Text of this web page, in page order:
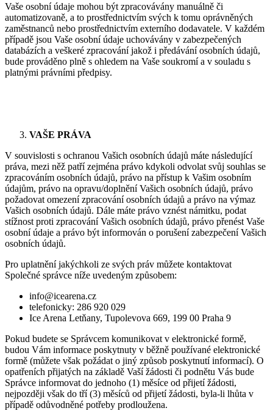
Vaše osobní údaje mohou být zpracovávány manuálně či
automatizovaně, a to prostřednictvím svých k tomu oprávněných
zaměstnanců nebo prostřednictvím externího dodavatele. V každém
případě jsou Vaše osobní údaje uchovávány v zabezpečených
databázích a veškeré zpracování jakož i předávání osobních údajů,
bude prováděno plně s ohledem na Vaše soukromí a v souladu s
platnými právními předpisy.
VAŠE PRÁVA
V souvislosti s ochranou Vašich osobních údajů máte následující
práva, mezi něž patří zejména právo kdykoli odvolat svůj souhlas se
zpracováním osobních údajů, právo na přístup k Vašim osobním
údajům, právo na opravu/doplnění Vašich osobních údajů, právo
požadovat omezení zpracování osobních údajů a právo na výmaz
Vašich osobních údajů. Dále máte právo vznést námitku, podat
stížnost proti zpracování Vašich osobních údajů, právo přenést Vaše
osobní údaje a právo být informován o porušení zabezpečení Vašich
osobních údajů.
Pro uplatnění jakýchkoli ze svých práv můžete kontaktovat
Společné správce níže uvedeným způsobem:
info@icearena.cz
telefonicky: 286 920 029
Ice Arena Letňany, Tupolevova 669, 199 00 Praha 9
Pokud budete se Správcem komunikovat v elektronické formě,
budou Vám informace poskytnuty v běžně používané elektronické
formě (můžete však požádat o jiný způsob poskytnutí informací). O
opatřeních přijatých na základě Vaší žádosti či podnětu Vás bude
Správce informovat do jednoho (1) měsíce od přijetí žádosti,
nejpozději však do tří (3) měsíců od přijetí žádosti, byla-li lhůta v
případě odůvodněné potřeby prodloužena.